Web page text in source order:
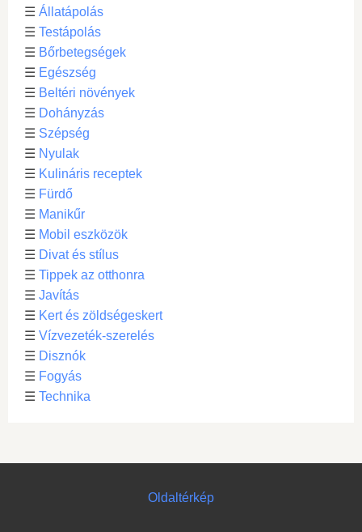
☰ Állatápolás
☰ Testápolás
☰ Bőrbetegségek
☰ Egészség
☰ Beltéri növények
☰ Dohányzás
☰ Szépség
☰ Nyulak
☰ Kulináris receptek
☰ Fürdő
☰ Manikűr
☰ Mobil eszközök
☰ Divat és stílus
☰ Tippek az otthonra
☰ Javítás
☰ Kert és zöldségeskert
☰ Vízvezeték-szerelés
☰ Disznók
☰ Fogyás
☰ Technika
Oldaltérkép